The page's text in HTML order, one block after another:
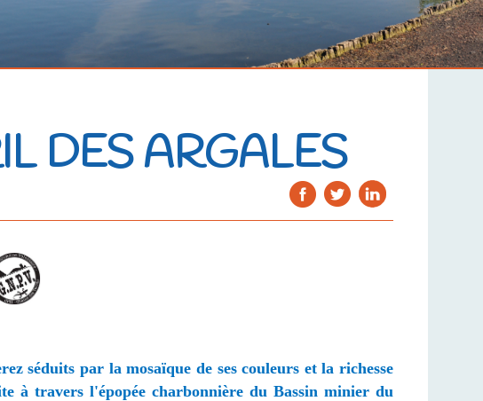
DES ARGALES
séduits par la mosaïque de ses couleurs et la richesse
à travers l'épopée charbonnière du Bassin minier du